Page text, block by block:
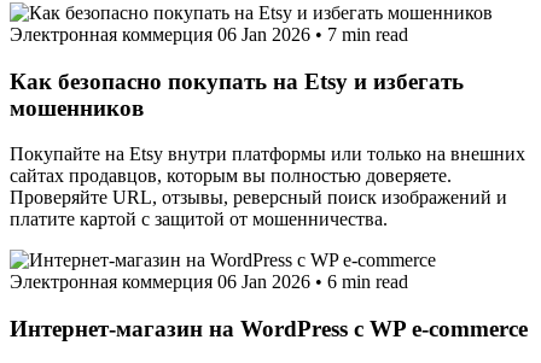
Электронная коммерция 06 Jan 2026 • 7 min read
Как безопасно покупать на Etsy и избегать
мошенников
Покупайте на Etsy внутри платформы или только на внешних
сайтах продавцов, которым вы полностью доверяете.
Проверяйте URL, отзывы, реверсный поиск изображений и
платите картой с защитой от мошенничества.
Электронная коммерция 06 Jan 2026 • 6 min read
Интернет-магазин на WordPress с WP e-commerce